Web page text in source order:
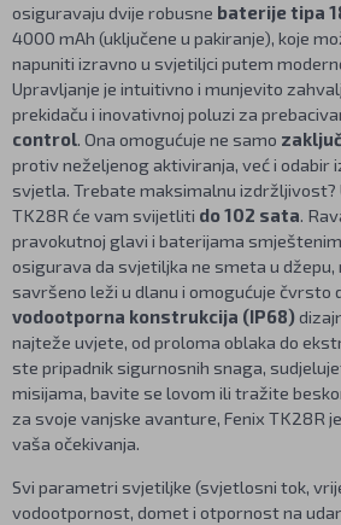
osiguravaju dvije robusne baterije tipa
4000 mAh (uključene u pakiranje), koje
napuniti izravno u svjetiljci putem
Upravljanje je intuitivno i munjevito
prekidaču i inovativnoj poluzi za
control. Ona omogućuje ne samo
protiv neželjenog aktiviranja, već i odabir
svjetla. Trebate maksimalnu izdržljivost?
TK28R će vam svijetliti do 102 sata.
pravokutnoj glavi i baterijama
osigurava da svjetiljka ne smeta u džepu,
savršeno leži u dlanu i omogućuje čvrsto
vodootporna konstrukcija (IP68)
najteže uvjete, od proloma oblaka do
ste pripadnik sigurnosnih snaga,
misijama, bavite se lovom ili tražite
za svoje vanjske avanture, Fenix TK28R
vaša očekivanja.
Svi parametri svjetiljke (svjetlosni tok,
vodootpornost, domet i otpornost na